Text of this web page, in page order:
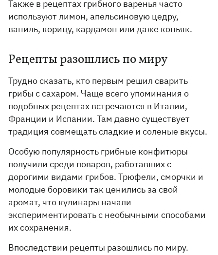
Также в рецептах грибного варенья часто
используют лимон, апельсиновую цедру,
ваниль, корицу, кардамон или даже коньяк.
Рецепты разошлись по миру
Трудно сказать, кто первым решил сварить
грибы с сахаром. Чаще всего упоминания о
подобных рецептах встречаются в Италии,
Франции и Испании. Там давно существует
традиция совмещать сладкие и соленые вкусы.
Особую популярность грибные конфитюры
получили среди поваров, работавших с
дорогими видами грибов. Трюфели, сморчки и
молодые боровики так ценились за свой
аромат, что кулинары начали
экспериментировать с необычными способами
их сохранения.
Впоследствии рецепты разошлись по миру.